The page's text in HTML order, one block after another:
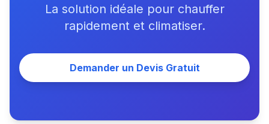
La solution idéale pour chauffer
rapidement et climatiser.
Demander un Devis Gratuit